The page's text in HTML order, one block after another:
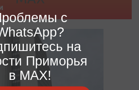
с
на
Приморья
в MAX!